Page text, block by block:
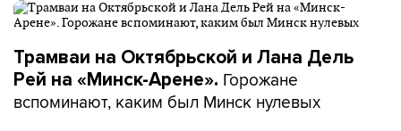
Трамваи на Октябрьской и Лана Дель
Рей на «Минск-Арене». Горожане
вспоминают, каким был Минск нулевых